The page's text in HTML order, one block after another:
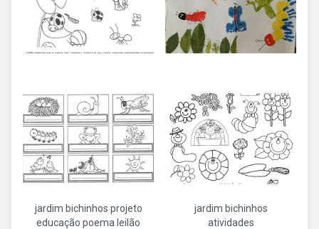
jardim bichinhos projeto
educação poema leilão
jardim bichinhos
atividades